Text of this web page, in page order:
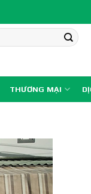
THƯƠNG MẠI